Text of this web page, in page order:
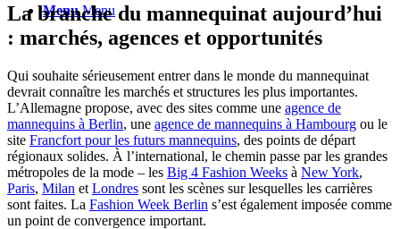
Menu Menu
La branche du mannequinat aujourd’hui
: marchés, agences et opportunités
Qui souhaite sérieusement entrer dans le monde du mannequinat
devrait connaître les marchés et structures les plus importantes.
L’Allemagne propose, avec des sites comme une agence de
mannequins à Berlin, une agence de mannequins à Hambourg ou le
site Francfort pour les futurs mannequins, des points de départ
régionaux solides. À l’international, le chemin passe par les grandes
métropoles de la mode – les Big 4 Fashion Weeks à New York,
Paris, Milan et Londres sont les scènes sur lesquelles les carrières
sont faites. La Fashion Week Berlin s’est également imposée comme
un point de convergence important.